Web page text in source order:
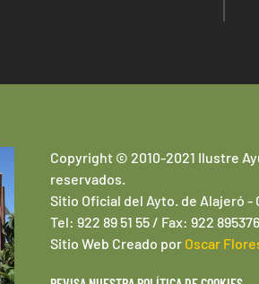
Copyright © 2010-2021 Ilustre
reservados.
Sitio Oficial del Ayto. de Alajeró -
Tel: 922 89 51 55 / Fax: 922 895376
Sitio Web Creado por Oscar